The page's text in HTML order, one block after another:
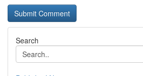
Search